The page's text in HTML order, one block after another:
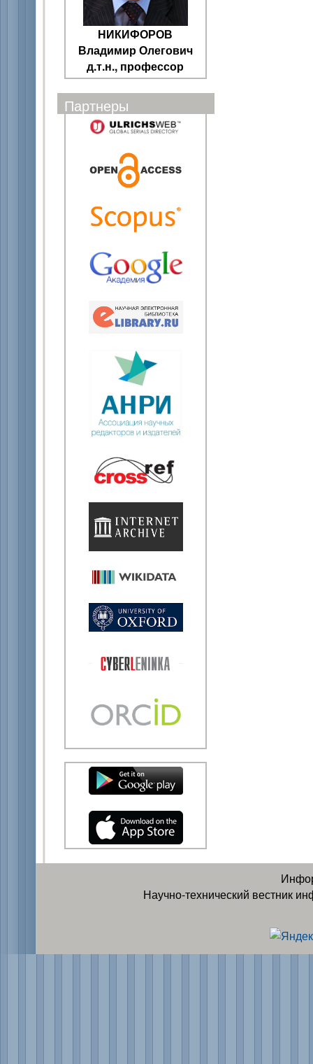
НИКИФОРОВ
Владимир Олегович
д.т.н., профессор
Партнеры
Научно-технический вестник